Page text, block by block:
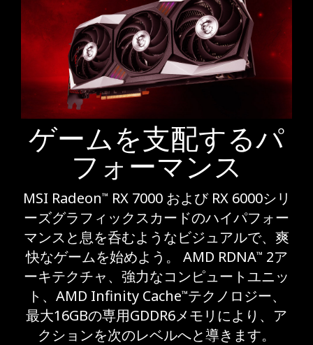
ゲームを支配するパ
フォーマンス
MSI Radeon™ RX 7000 および RX 6000シリ
ーズグラフィックスカードのハイパフォー
マンスと息を呑むようなビジュアルで、爽
快なゲームを始めよう。 AMD RDNA™ 2ア
ーキテクチャ、強力なコンピュートユニッ
ト、AMD Infinity Cache™テクノロジー、
最大16GBの専用GDDR6メモリにより、ア
クションを次のレベルへと導きます。